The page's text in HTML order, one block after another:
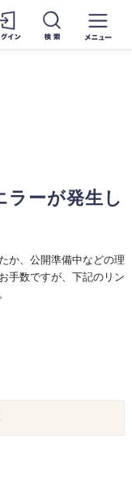
ラーが発生し
か、公開準備中などの理
手数ですが、下記のリン